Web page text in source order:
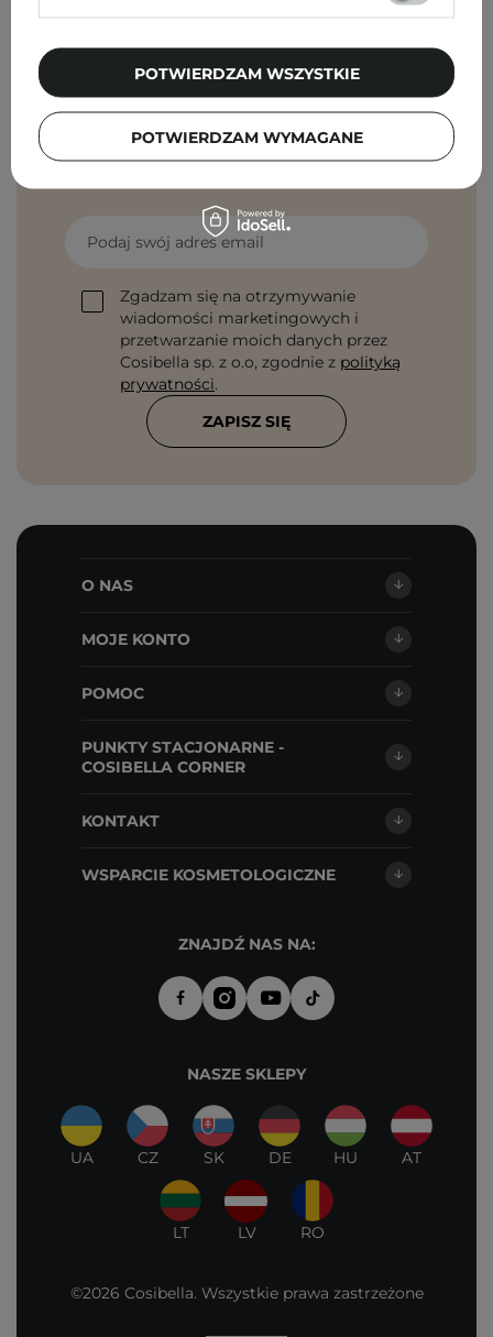
Newsletter Cosibella
Pielęgnacyjne checklisty, eksperckie porady,
Podaj swój adres email
Zgadzam się na otrzymywanie
wiadomości marketingowych i
przetwarzanie moich danych przez
Cosibella sp. z o.o, zgodnie z polityką
prywatności.
ZAPISZ SIĘ
O NAS
MOJE KONTO
POMOC
PUNKTY STACJONARNE -
COSIBELLA CORNER
KONTAKT
WSPARCIE KOSMETOLOGICZNE
ZNAJDŹ NAS NA:
NASZE SKLEPY
UA CZ SK DE HU AT
LT LV RO
©2026 Cosibella. Wszystkie prawa zastrzeżone
POTWIERDZAM WYMAGANE
POTWIERDZAM WSZYSTKIE